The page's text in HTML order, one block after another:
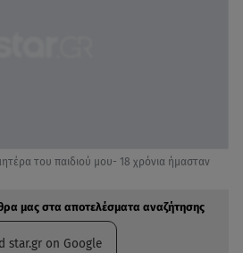
του παιδιού μου- 18 χρόνια ήμασταν
μας στα αποτελέσματα αναζήτησης
star.gr on Google